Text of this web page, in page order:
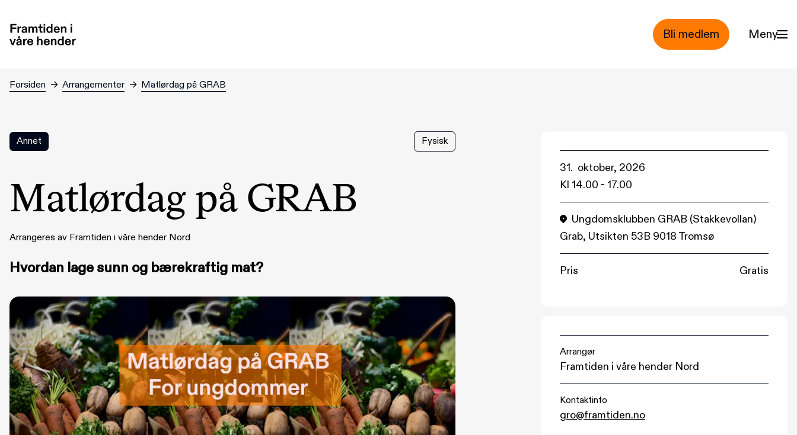
Bli medlem Meny
Forsiden → Arrangementer → Matlørdag på GRAB
Annet Fysisk
Matlørdag på GRAB
Arrangeres av Framtiden i våre hender Nord
Hvordan lage sunn og bærekraftig mat?
31. oktober, 2026
Kl 14.00 - 17.00
Ungdomsklubben GRAB (Stakkevollan)
Grab, Utsikten 53B 9018 Tromsø
Pris Gratis
Arrangør
Framtiden i våre hender Nord
Kontaktinfo
gro@framtiden.no